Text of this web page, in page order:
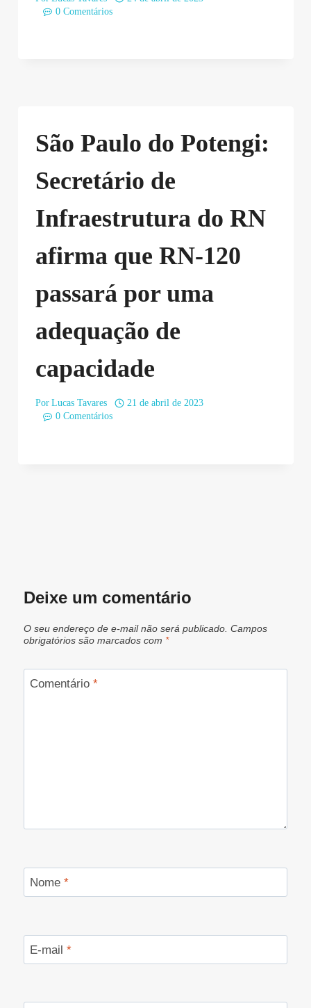
0 Comentários
São Paulo do Potengi:
Secretário de
Infraestrutura do RN
afirma que RN-120
passará por uma
adequação de
capacidade
Por Lucas Tavares
21 de abril de 2023
0 Comentários
Deixe um comentário
O seu endereço de e-mail não será publicado. Campos
obrigatórios são marcados com *
Comentário *
Nome *
E-mail *